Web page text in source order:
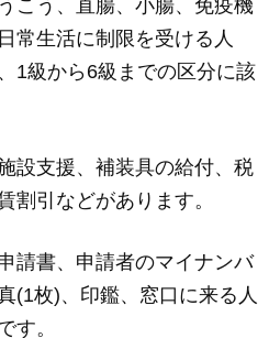
こう、直腸、小腸、免疫機
常生活に制限を受ける人
1級から6級までの区分に該
設支援、補装具の給付、税
割引などがあります。
請書、申請者のマイナンバ
(1枚)、印鑑、窓口に来る人
す。